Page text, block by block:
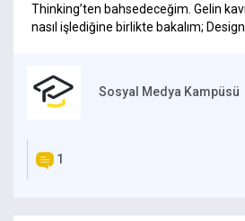
Thinking’ten bahsedeceğim. Gelin
nasıl işlediğine birlikte bakalım;
Sosyal Medya Kampüsü
1